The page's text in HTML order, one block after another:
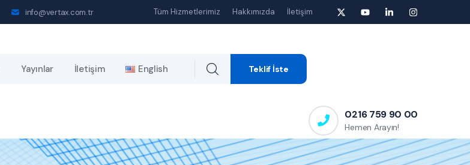
info@vertax.com.tr Tüm Hizmetlerimiz Hakkımızda İletişim
Yayınlar İletişim English Teklif İste
0216 759 90 00
Hemen Arayın!